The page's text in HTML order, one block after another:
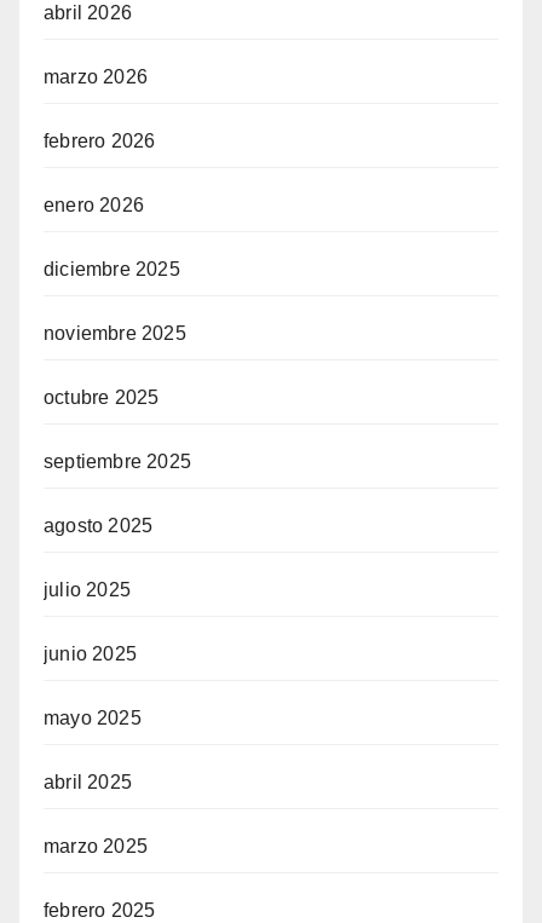
abril 2026
marzo 2026
febrero 2026
enero 2026
diciembre 2025
noviembre 2025
octubre 2025
septiembre 2025
agosto 2025
julio 2025
junio 2025
mayo 2025
abril 2025
marzo 2025
febrero 2025